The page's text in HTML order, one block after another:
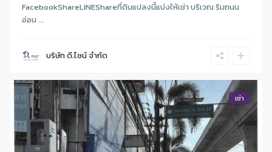
FacebookShareLINEShareที่ดินแปลงนี้แบ่งให้เช่า บริเวณ ริมถนน
อ่อน ...
บริษัท ดี.ไซน์ จํากัด
เช่า